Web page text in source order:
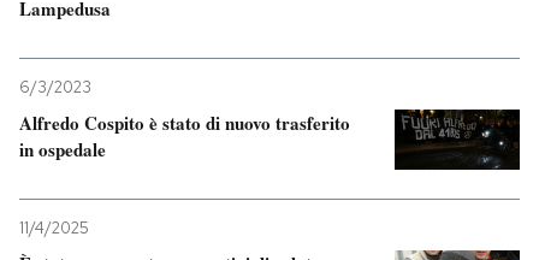
CALENDARIO
AREA PERSONALE
Lampedusa
6/3/2023
Alfredo Cospito è stato di nuovo trasferito
in ospedale
11/4/2025